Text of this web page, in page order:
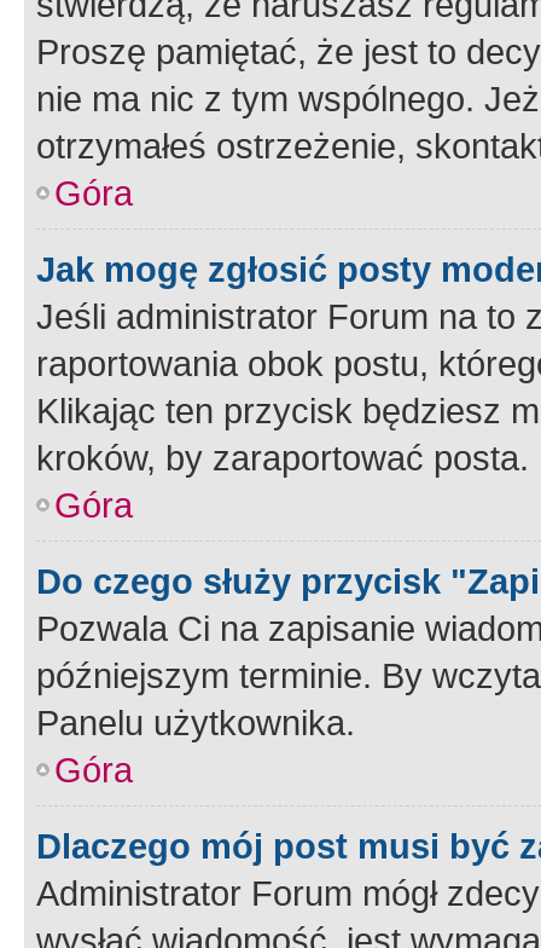
Proszę pamiętać, że jest to
nie ma nic z tym wspólnego.
otrzymałeś ostrzeżenie,
Góra
Jak mogę zgłosić posty
Jeśli administrator Forum na to
raportowania obok postu,
Klikając ten przycisk będziesz
kroków, by zaraportować posta.
Góra
Do czego służy przycisk
Pozwala Ci na zapisanie
późniejszym terminie. By
Panelu użytkownika.
Góra
Dlaczego mój post musi być
Administrator Forum mógł